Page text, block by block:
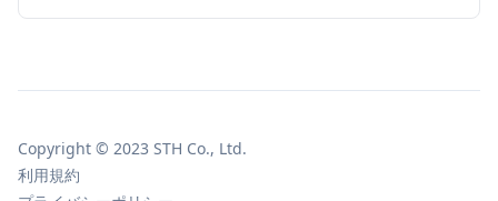
Copyright © 2023 STH Co., Ltd.
利用規約